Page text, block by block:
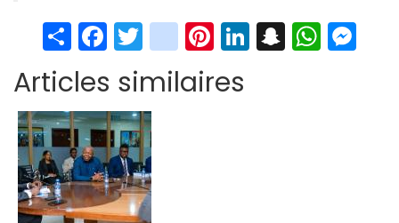
S
h
ar
e
Fa
ce
b
o
o
k
T
wi
tt
er
in
st
ag
Pi
er
Li S W
Articles similaires